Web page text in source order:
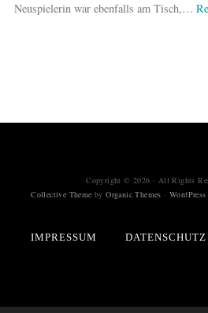
Neuspielerin war ebenfalls am Tisch,…
Copyright © 2026 · All Rights
Collective Theme byOrganic Themes ·
IMPRESSUM DATENSCHUTZ